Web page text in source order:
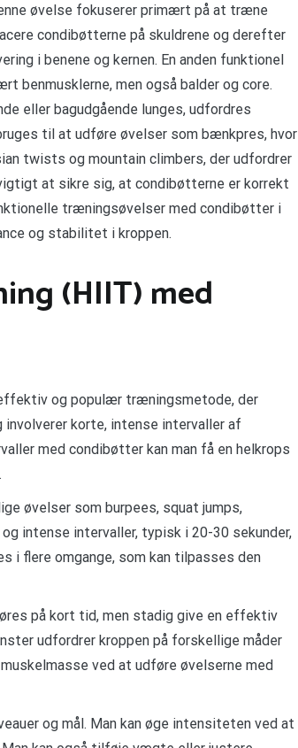
øvelse fokuserer primært på at træne
condibøtterne på skuldrene og derefter
i benene og kernen. En anden funktionel
benmusklerne, men også balder og core.
eller bagudgående lunges, udfordres
til at udføre øvelser som bænkpres, hvor
twists og mountain climbers, der udfordrer
at sikre sig, at condibøtterne er korrekt
træningsøvelser med condibøtter i
og stabilitet i kroppen.
(HIIT) med
og populær træningsmetode, der
korte, intense intervaller af
med condibøtter kan man få en helkrops
øvelser som burpees, squat jumps,
intense intervaller, typisk i 20-30 sekunder,
i flere omgange, som kan tilpasses den
på kort tid, men stadig give en effektiv
udfordrer kroppen på forskellige måder
ved at udføre øvelserne med
og mål. Man kan øge intensiteten ved at